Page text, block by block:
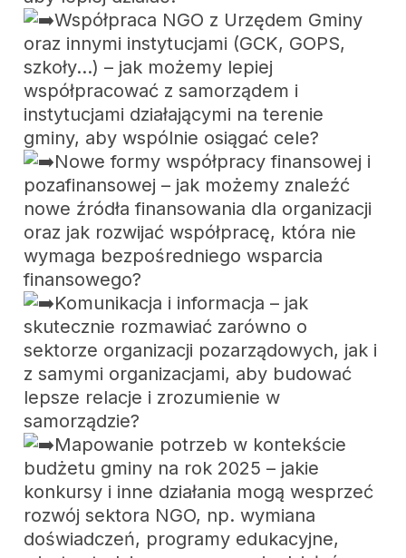
Współpraca NGO z Urzędem Gminy
oraz innymi instytucjami (GCK, GOPS,
szkoły…) – jak możemy lepiej
współpracować z samorządem i
instytucjami działającymi na terenie
gminy, aby wspólnie osiągać cele?
Nowe formy współpracy finansowej i
pozafinansowej – jak możemy znaleźć
nowe źródła finansowania dla organizacji
oraz jak rozwijać współpracę, która nie
wymaga bezpośredniego wsparcia
finansowego?
Komunikacja i informacja – jak
skutecznie rozmawiać zarówno o
sektorze organizacji pozarządowych, jak i
z samymi organizacjami, aby budować
lepsze relacje i zrozumienie w
samorządzie?
Mapowanie potrzeb w kontekście
budżetu gminy na rok 2025 – jakie
konkursy i inne działania mogą wesprzeć
rozwój sektora NGO, np. wymiana
doświadczeń, programy edukacyjne,